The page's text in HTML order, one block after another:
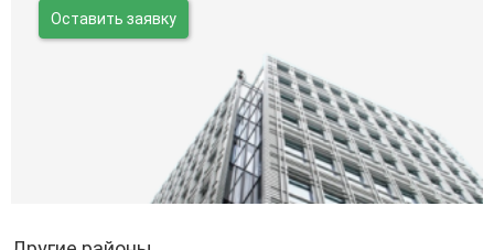
Оставить заявку